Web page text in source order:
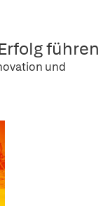
führen
und